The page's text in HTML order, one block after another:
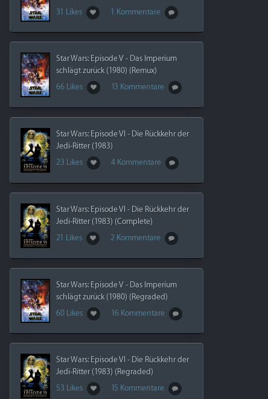
31 Likes
1 Kommentare
Star Wars: Episode V - Das Imperium
schlägt zurück (1980) (Remux)
66 Likes
13 Kommentare
Star Wars: Episode VI - Die Rückkehr der
Jedi-Ritter (1983)
23 Likes
4 Kommentare
Star Wars: Episode VI - Die Rückkehr der
Jedi-Ritter (1983) (Complete)
21 Likes
2 Kommentare
Star Wars: Episode V - Das Imperium
schlägt zurück (1980) (Regraded)
60 Likes
16 Kommentare
Star Wars: Episode VI - Die Rückkehr der
Jedi-Ritter (1983) (Regraded)
53 Likes
15 Kommentare